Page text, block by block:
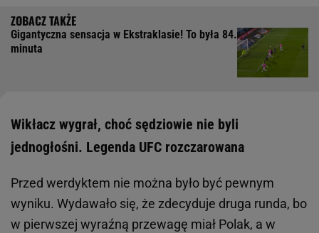
Gigantyczna sensacja w Ekstraklasie! To była 84.
minuta
Wikłacz wygrał, choć sędziowie nie byli
jednogłośni. Legenda UFC rozczarowana
Przed werdyktem nie można było być pewnym
wyniku. Wydawało się, że zdecyduje druga runda, bo
w pierwszej wyraźną przewagę miał Polak, a w